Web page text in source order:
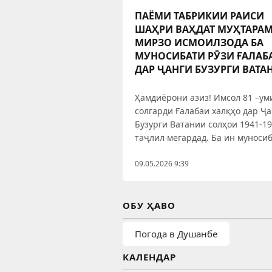
ПАЁМИ ТАБРИКИИ РАИСИ
ШАҲРИ ВАҲДАТ МУҲТАРАМ
МИРЗО ИСМОИЛЗОДА БА
МУНОСИБАТИ РӮЗИ
ДАР ҶАНГИ БУЗУРГИ
Ҳамдиёрони азиз! Имсол 81
солгарди Ғалабаи халқҳо дар
Бузурги Ватании солҳои 1941-
таҷлил мегардад. Ба ин
ҷумҳуриҳои собиқ Иттиҳоди
ҷанги бемисл ҳамчун тантанаи
ягонагиву
09.05.2026 9:39
ОБУ ҲАВО
Погода в Душанбе
КАЛЕНДАР